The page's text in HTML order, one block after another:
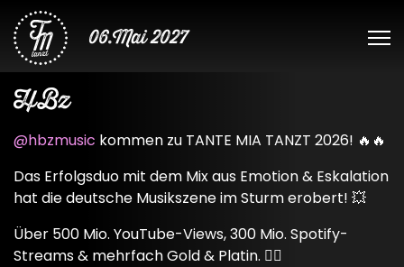
06.Mai 2027
HBz
@hbzmusic kommen zu TANTE MIA TANZT 2026! 🔥🔥
Das Erfolgsduo mit dem Mix aus Emotion & Eskalation
hat die deutsche Musikszene im Sturm erobert! 💥
Über 500 Mio. YouTube-Views, 300 Mio. Spotify-
Streams & mehrfach Gold & Platin. 😮‍💨